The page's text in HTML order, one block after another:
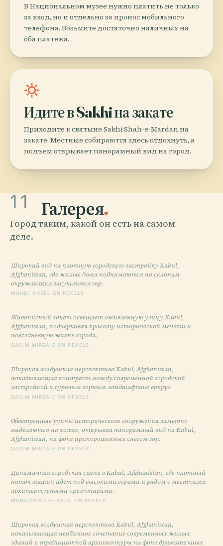
В Национальном музее нужно платить не только
за вход, но и отдельно за пронос мобильного
телефона. Возьмите достаточно наличных на
оба платежа.
sunny
Идите в Sakhi на закате
Приходите к святыне Sakhi Shah-e-Mardan на
закате. Местные собираются здесь отдохнуть, а
подъем открывает панорамный вид на город.
11 Галерея.
Город таким, какой он есть на самом
деле.
Широкий вид на плотную городскую застройку Kabul,
Afghanistan, где жилые дома поднимаются по склонам
окружающих засушливых гор.
MAHDI ANSEL ON PEXELS
Живописный закат освещает оживленную улицу Kabul,
Afghanistan, подчеркивая красоту исторической мечети и
повседневную жизнь города.
QASIM MIRZAIE ON PEXELS
Широкая воздушная перспектива Kabul, Afghanistan,
показывающая контраст между современной городской
застройкой и суровым горным ландшафтом вокруг.
QASIM MIRZAIE ON PEXELS
Обветренные руины исторического сооружения заметно
выделяются на холме, открывая панорамный вид на Kabul,
Afghanistan, на фоне припорошенных снегом гор.
QASIM MIRZAIE ON PEXELS
Динамичная городская сцена в Kabul, Afghanistan, где плотный
поток машин идет под высокими горами и рядом с местными
архитектурными ориентирами.
MOHAMMAD HUSAINI ON PEXELS
Широкая воздушная перспектива Kabul, Afghanistan,
показывающая необычное сочетание современных жилых
зданий и традиционной архитектуры на фоне драматичных